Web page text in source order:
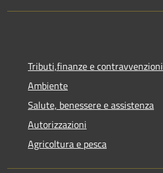
Tributi,finanze e contravvenzioni
Ambiente
Salute, benessere e assistenza
Autorizzazioni
Agricoltura e pesca